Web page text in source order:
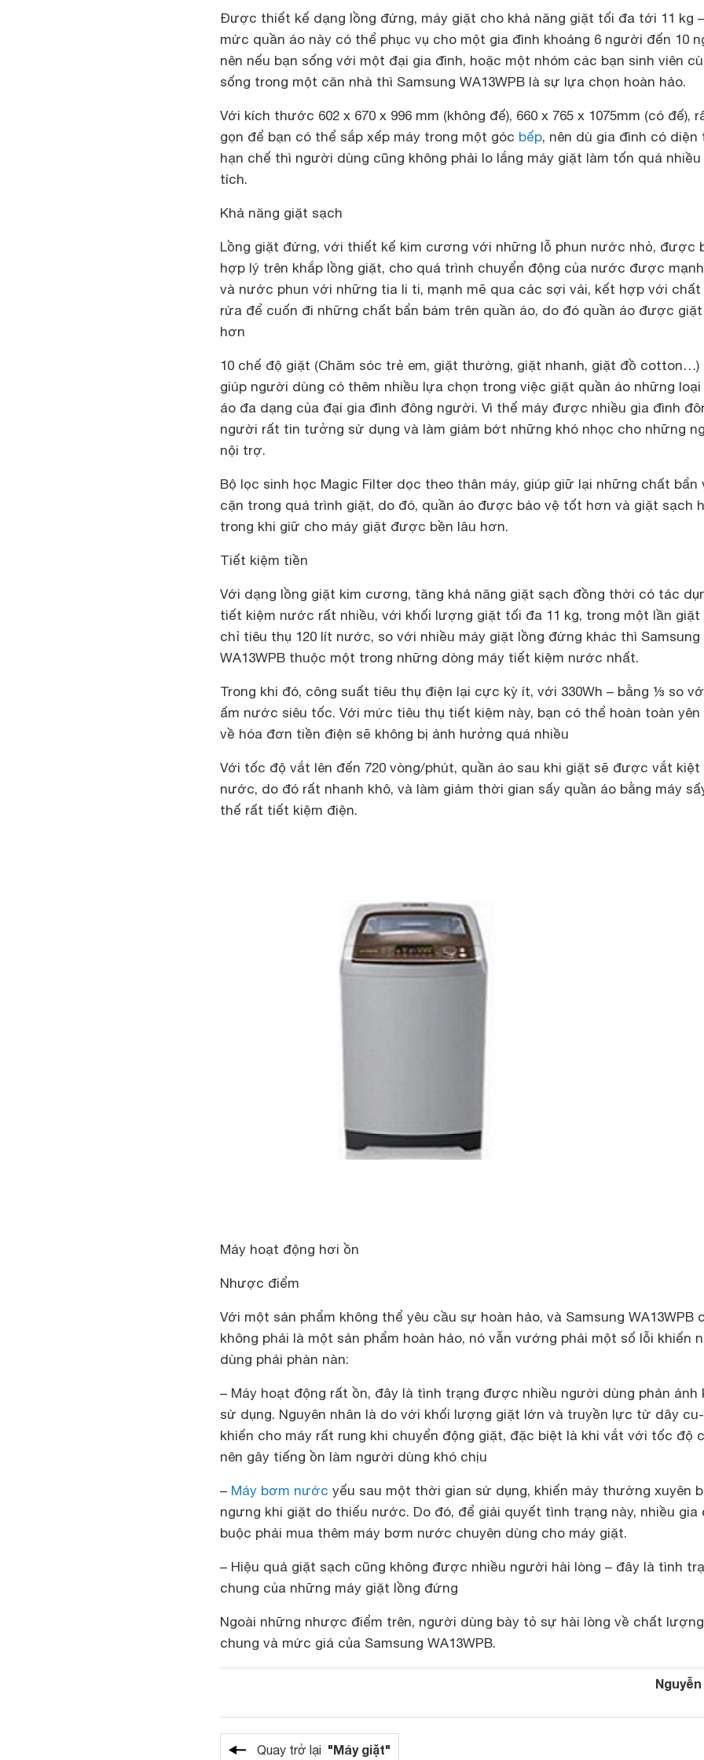
Được thiết kế dạng lồng đứng, máy giặt cho khả năng giặt tối đa tới 11 kg
mức quần áo này có thể phục vụ cho một gia đình khoảng 6 người đến 10
nên nếu bạn sống với một đại gia đình, hoặc một nhóm các bạn sinh viên
sống trong một căn nhà thì Samsung WA13WPB là sự lựa chọn hoàn hảo.
Với kích thước 602 x 670 x 996 mm (không đế), 660 x 765 x 1075mm (có đế),
gọn để bạn có thể sắp xếp máy trong một góc bếp, nên dù gia đình có diện
hạn chế thì người dùng cũng không phải lo lắng máy giặt làm tốn quá nhiều
tích.
Khả năng giặt sạch
Lồng giặt đứng, với thiết kế kim cương với những lỗ phun nước nhỏ, được
hợp lý trên khắp lồng giặt, cho quá trình chuyển động của nước được
và nước phun với những tia li ti, mạnh mẽ qua các sợi vải, kết hợp với
rửa để cuốn đi những chất bẩn bám trên quần áo, do đó quần áo được
hơn
10 chế độ giặt (Chăm sóc trẻ em, giặt thường, giặt nhanh, giặt đồ cotton…)
giúp người dùng có thêm nhiều lựa chọn trong việc giặt quần áo những loại
áo đa dạng của đại gia đình đông người. Vì thế máy được nhiều gia đình
người rất tin tưởng sử dụng và làm giảm bớt những khó nhọc cho những
nội trợ.
Bộ lọc sinh học Magic Filter dọc theo thân máy, giúp giữ lại những chất bẩn
cặn trong quá trình giặt, do đó, quần áo được bảo vệ tốt hơn và giặt sạch
trong khi giữ cho máy giặt được bền lâu hơn.
Tiết kiệm tiền
Với dạng lồng giặt kim cương, tăng khả năng giặt sạch đồng thời có tác
tiết kiệm nước rất nhiều, với khối lượng giặt tối đa 11 kg, trong một lần giặt
chỉ tiêu thụ 120 lít nước, so với nhiều máy giặt lồng đứng khác thì Samsung
WA13WPB thuộc một trong những dòng máy tiết kiệm nước nhất.
Trong khi đó, công suất tiêu thụ điện lại cực kỳ ít, với 330Wh – bằng ⅓ so
ấm nước siêu tốc. Với mức tiêu thụ tiết kiệm này, bạn có thể hoàn toàn yên
về hóa đơn tiền điện sẽ không bị ảnh hưởng quá nhiều
Với tốc độ vắt lên đến 720 vòng/phút, quần áo sau khi giặt sẽ được vắt kiệt
nước, do đó rất nhanh khô, và làm giảm thời gian sấy quần áo bằng máy
thế rất tiết kiệm điện.
Máy hoạt động hơi ồn
Nhược điểm
Với một sản phẩm không thể yêu cầu sự hoàn hảo, và Samsung WA13WPB
không phải là một sản phẩm hoàn hảo, nó vẫn vướng phải một số lỗi khiến
dùng phải phàn nàn:
– Máy hoạt động rất ồn, đây là tình trạng được nhiều người dùng phản ánh
sử dụng. Nguyên nhân là do với khối lượng giặt lớn và truyền lực từ dây
khiến cho máy rất rung khi chuyển động giặt, đặc biệt là khi vắt với tốc độ
nên gây tiếng ồn làm người dùng khó chịu
– Máy bơm nước yếu sau một thời gian sử dụng, khiến máy thường xuyên
ngưng khi giặt do thiếu nước. Do đó, để giải quyết tình trạng này, nhiều gia
buộc phải mua thêm máy bơm nước chuyên dùng cho máy giặt.
– Hiệu quả giặt sạch cũng không được nhiều người hài lòng – đây là tình
chung của những máy giặt lồng đứng
Ngoài những nhược điểm trên, người dùng bày tỏ sự hài lòng về chất
chung và mức giá của Samsung WA13WPB.
Quay trở lại "Máy giặt"